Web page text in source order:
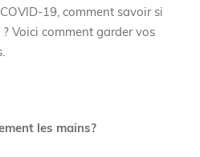
19, comment savoir si
Voici comment garder vos
les mains?